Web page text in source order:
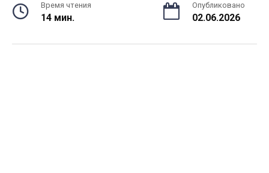
Время чтения
14 мин.
Опубликовано
02.06.2026